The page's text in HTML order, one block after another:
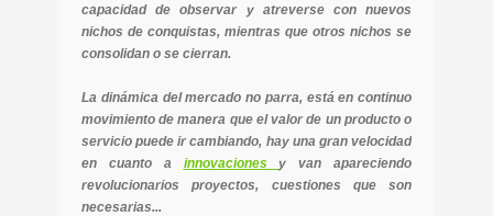
capacidad de observar y atreverse con nuevos
nichos de conquistas, mientras que otros nichos se
consolidan o se cierran.
La dinámica del mercado no parra, está en continuo
movimiento de manera que el valor de un producto o
servicio puede ir cambiando, hay una gran velocidad
en cuanto a innovacionesy van apareciendo
revolucionarios proyectos, cuestiones que son
necesarias...